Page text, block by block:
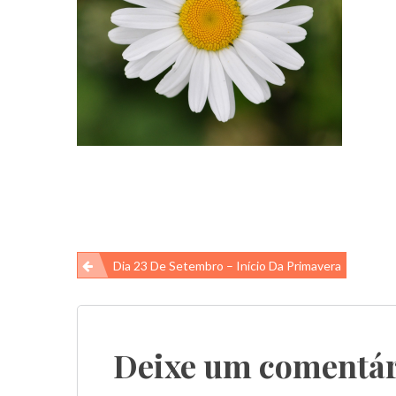
Navegação
de
Dia 23 De Setembro – Início Da Primavera
Deixe um